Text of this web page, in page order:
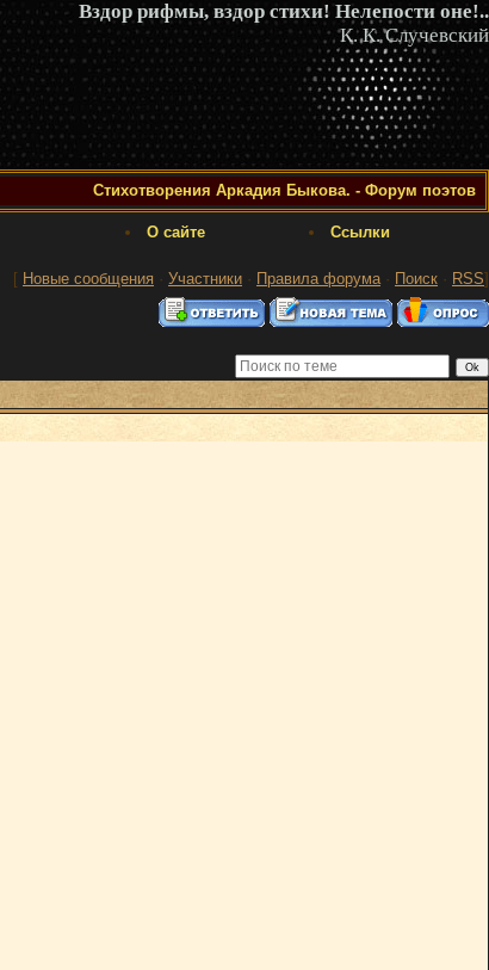
Вздор рифмы, вздор стихи! Нелепости оне!..
К. К. Случевский
Стихотворения Аркадия Быкова. - Форум поэтов
О сайте Ссылки
[ Новые сообщения · Участники · Правила форума· Поиск · RSS]